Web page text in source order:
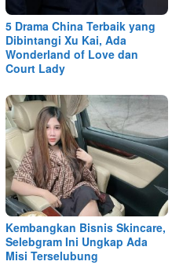
5 Drama China Terbaik yang
Dibintangi Xu Kai, Ada
Wonderland of Love dan
Court Lady
Kembangkan Bisnis Skincare,
Selebgram Ini Ungkap Ada
Misi Terselubung